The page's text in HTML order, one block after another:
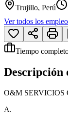
Trujillo, Perú
Ver todos los
Tiempo
Descripción
O&M SERVICIOS
A.